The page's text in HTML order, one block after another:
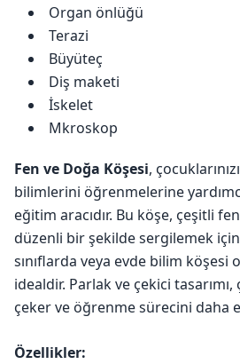
Organ önlüğü
Terazi
Büyüteç
Diş maketi
İskelet
Mkroskop
Fen ve Doğa Köşesi,
bilimlerini öğrenmelerine
eğitim aracıdır. Bu köşe, çeşitli
düzenli bir şekilde sergilemek
sınıflarda veya evde bilim köşesi
idealdir. Parlak ve çekici
çeker ve öğrenme sürecini daha
Özellikler: